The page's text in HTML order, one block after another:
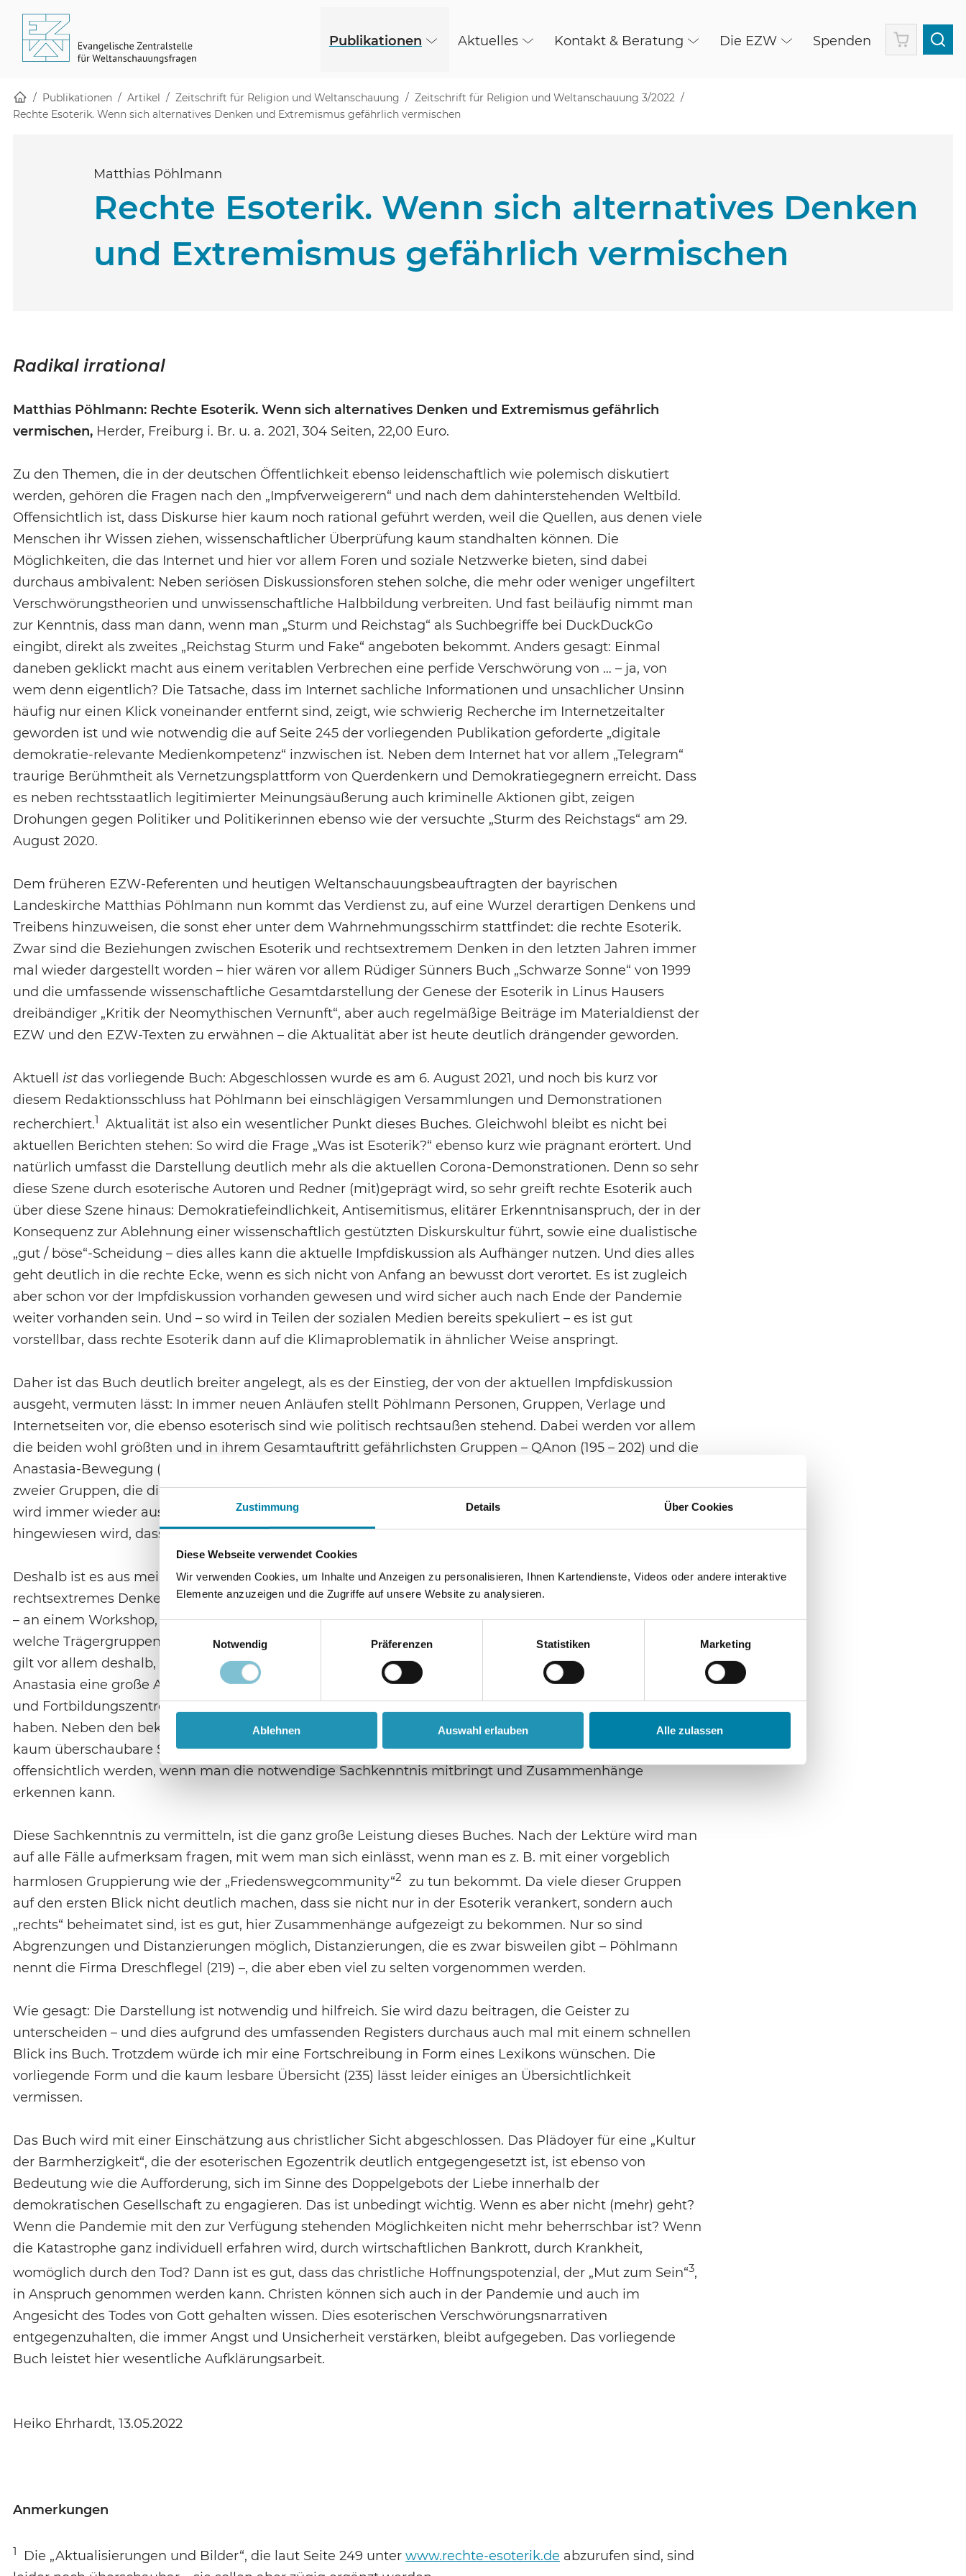
Zustimmung Details Über Cookies
Diese Webseite verwendet Cookies
Wir verwenden Cookies, um Inhalte und Anzeigen zu personalisieren, Ihnen Kartendienste, Videos oder andere interaktive
Elemente anzuzeigen und die Zugriffe auf unsere Website zu analysieren.
Notwendig
Präferenzen Statistiken Marketing
Ablehnen Auswahl erlauben Alle zulassen
Skip to main content
Publikationen
Aktuelles Kontakt & Beratung Die EZW Spenden Warenkorb
Publikationen Artikel Zeitschrift für Religion und Weltanschauung
Zeitschrift für Religion und Weltanschauung 3/2022
Rechte Esoterik. Wenn sich alternatives Denken und Extremismus gefährlich vermischen
Matthias Pöhlmann
Rechte Esoterik. Wenn sich alternatives Denken
und Extremismus gefährlich vermischen
Radikal irrational
Matthias Pöhlmann: Rechte Esoterik. Wenn sich alternatives Denken und Extremismus gefährlich
vermischen, Herder, Freiburg i. Br. u. a. 2021, 304 Seiten, 22,00 Euro.
Zu den Themen, die in der deutschen Öffentlichkeit ebenso leidenschaftlich wie polemisch diskutiert
werden, gehören die Fragen nach den „Impfverweigerern“ und nach dem dahinterstehenden Weltbild.
Offensichtlich ist, dass Diskurse hier kaum noch rational geführt werden, weil die Quellen, aus denen viele
Menschen ihr Wissen ziehen, wissenschaftlicher Überprüfung kaum standhalten können. Die
Möglichkeiten, die das Internet und hier vor allem Foren und soziale Netzwerke bieten, sind dabei
durchaus ambivalent: Neben seriösen Diskussionsforen stehen solche, die mehr oder weniger ungefiltert
Verschwörungstheorien und unwissenschaftliche Halbbildung verbreiten. Und fast beiläufig nimmt man
zur Kenntnis, dass man dann, wenn man „Sturm und Reichstag“ als Suchbegriffe bei DuckDuckGo
eingibt, direkt als zweites „Reichstag Sturm und Fake“ angeboten bekommt. Anders gesagt: Einmal
daneben geklickt macht aus einem veritablen Verbrechen eine perfide Verschwörung von … – ja, von
wem denn eigentlich? Die Tatsache, dass im Internet sachliche Informationen und unsachlicher Unsinn
häufig nur einen Klick voneinander entfernt sind, zeigt, wie schwierig Recherche im Internetzeitalter
geworden ist und wie notwendig die auf Seite 245 der vorliegenden Publikation geforderte „digitale
demokratie-relevante Medienkompetenz“ inzwischen ist. Neben dem Internet hat vor allem „Telegram“
traurige Berühmtheit als Vernetzungsplattform von Querdenkern und Demokratiegegnern erreicht. Dass
es neben rechtsstaatlich legitimierter Meinungsäußerung auch kriminelle Aktionen gibt, zeigen
Drohungen gegen Politiker und Politikerinnen ebenso wie der versuchte „Sturm des Reichstags“ am 29.
August 2020.
Dem früheren EZW-Referenten und heutigen Weltanschauungsbeauftragten der bayrischen
Landeskirche Matthias Pöhlmann nun kommt das Verdienst zu, auf eine Wurzel derartigen Denkens und
Treibens hinzuweisen, die sonst eher unter dem Wahrnehmungsschirm stattfindet: die rechte Esoterik.
Zwar sind die Beziehungen zwischen Esoterik und rechtsextremem Denken in den letzten Jahren immer
mal wieder dargestellt worden – hier wären vor allem Rüdiger Sünners Buch „Schwarze Sonne“ von 1999
und die umfassende wissenschaftliche Gesamtdarstellung der Genese der Esoterik in Linus Hausers
dreibändiger „Kritik der Neomythischen Vernunft“, aber auch regelmäßige Beiträge im Materialdienst der
EZW und den EZW-Texten zu erwähnen – die Aktualität aber ist heute deutlich drängender geworden.
Aktuell ist das vorliegende Buch: Abgeschlossen wurde es am 6. August 2021, und noch bis kurz vor
diesem Redaktionsschluss hat Pöhlmann bei einschlägigen Versammlungen und Demonstrationen
recherchiert.1 Aktualität ist also ein wesentlicher Punkt dieses Buches. Gleichwohl bleibt es nicht bei
aktuellen Berichten stehen: So wird die Frage „Was ist Esoterik?“ ebenso kurz wie prägnant erörtert. Und
natürlich umfasst die Darstellung deutlich mehr als die aktuellen Corona-Demonstrationen. Denn so sehr
diese Szene durch esoterische Autoren und Redner (mit)geprägt wird, so sehr greift rechte Esoterik auch
über diese Szene hinaus: Demokratiefeindlichkeit, Antisemitismus, elitärer Erkenntnisanspruch, der in der
Konsequenz zur Ablehnung einer wissenschaftlich gestützten Diskurskultur führt, sowie eine dualistische
„gut / böse“-Scheidung – dies alles kann die aktuelle Impfdiskussion als Aufhänger nutzen. Und dies alles
geht deutlich in die rechte Ecke, wenn es sich nicht von Anfang an bewusst dort verortet. Es ist zugleich
aber schon vor der Impfdiskussion vorhanden gewesen und wird sicher auch nach Ende der Pandemie
weiter vorhanden sein. Und – so wird in Teilen der sozialen Medien bereits spekuliert – es ist gut
vorstellbar, dass rechte Esoterik dann auf die Klimaproblematik in ähnlicher Weise anspringt.
Daher ist das Buch deutlich breiter angelegt, als es der Einstieg, der von der aktuellen Impfdiskussion
ausgeht, vermuten lässt: In immer neuen Anläufen stellt Pöhlmann Personen, Gruppen, Verlage und
Internetseiten vor, die ebenso esoterisch sind wie politisch rechtsaußen stehend. Dabei werden vor allem
die beiden wohl größten und in ihrem Gesamtauftritt gefährlichsten Gruppen – QAnon (195 – 202) und die
Anastasia-Bewegung (203 – 219) – umfassend dargestellt. Allein wegen dieser konzentrierten Behandlung
zweier Gruppen, die die Szene prägen, lohnt die Lektüre des Buches. Dass nicht jede Esoterik rechts ist,
wird immer wieder ausdrücklich vermerkt, so vor allem in der Darstellung von Anastasia, wo darauf
hingewiesen wird, dass es inzwischen auch deutliche Abgrenzungen von dieser Bewegung gibt (219).
Deshalb ist es aus meiner Sicht schwierig zu sagen, dass Esoterik vielfach als „Trojanisches Pferd“ für
rechtsextremes Denken fungiert. Eher ist es m. E. so, dass sich Menschen – durchaus mit guten Absichten
– an einem Workshop, einer Fortbildung oder einer Demonstration beteiligen, ohne genau zu wissen,
welche Trägergruppen sich dahinter verstecken und mit wem man gemeinsam auf die Straße geht. Dies
gilt vor allem deshalb, weil es neben den großen und medial präsenten Gruppen wie QAnon und
Anastasia eine große Anzahl von kleinen und kleinsten einschlägigen Gruppierungen, Verlagen, Tagungs-
und Fortbildungszentren und Internetportalen gibt, über die nur noch wenige Fachleute den Überblick
haben. Neben den bekannten „Stars“ der Szene wie Jo Conrad und Jan van Helsing existiert eben eine
kaum überschaubare Szene. Es gibt immer wieder Verflechtungen und Vernetzungen, die aber erst dann
offensichtlich werden, wenn man die notwendige Sachkenntnis mitbringt und Zusammenhänge
erkennen kann.
Diese Sachkenntnis zu vermitteln, ist die ganz große Leistung dieses Buches. Nach der Lektüre wird man
auf alle Fälle aufmerksam fragen, mit wem man sich einlässt, wenn man es z. B. mit einer vorgeblich
harmlosen Gruppierung wie der „Friedenswegcommunity“2 zu tun bekommt. Da viele dieser Gruppen
auf den ersten Blick nicht deutlich machen, dass sie nicht nur in der Esoterik verankert, sondern auch
„rechts“ beheimatet sind, ist es gut, hier Zusammenhänge aufgezeigt zu bekommen. Nur so sind
Abgrenzungen und Distanzierungen möglich, Distanzierungen, die es zwar bisweilen gibt – Pöhlmann
nennt die Firma Dreschflegel (219) –, die aber eben viel zu selten vorgenommen werden.
Wie gesagt: Die Darstellung ist notwendig und hilfreich. Sie wird dazu beitragen, die Geister zu
unterscheiden – und dies aufgrund des umfassenden Registers durchaus auch mal mit einem schnellen
Blick ins Buch. Trotzdem würde ich mir eine Fortschreibung in Form eines Lexikons wünschen. Die
vorliegende Form und die kaum lesbare Übersicht (235) lässt leider einiges an Übersichtlichkeit
vermissen.
Das Buch wird mit einer Einschätzung aus christlicher Sicht abgeschlossen. Das Plädoyer für eine „Kultur
der Barmherzigkeit“, die der esoterischen Egozentrik deutlich entgegengesetzt ist, ist ebenso von
Bedeutung wie die Aufforderung, sich im Sinne des Doppelgebots der Liebe innerhalb der
demokratischen Gesellschaft zu engagieren. Das ist unbedingt wichtig. Wenn es aber nicht (mehr) geht?
Wenn die Pandemie mit den zur Verfügung stehenden Möglichkeiten nicht mehr beherrschbar ist? Wenn
die Katastrophe ganz individuell erfahren wird, durch wirtschaftlichen Bankrott, durch Krankheit,
womöglich durch den Tod? Dann ist es gut, dass das christliche Hoffnungspotenzial, der „Mut zum Sein“3,
in Anspruch genommen werden kann. Christen können sich auch in der Pandemie und auch im
Angesicht des Todes von Gott gehalten wissen. Dies esoterischen Verschwörungsnarrativen
entgegenzuhalten, die immer Angst und Unsicherheit verstärken, bleibt aufgegeben. Das vorliegende
Buch leistet hier wesentliche Aufklärungsarbeit.
Heiko Ehrhardt, 13.05.2022
Anmerkungen
1 Die „Aktualisierungen und Bilder“, die laut Seite 249 unter www.rechte-esoterik.de
(öffnet in einem neuen Fenster)
abzurufen sind, sind
(öffnet in einem neuen Fenster)